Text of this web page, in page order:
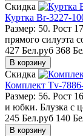
Скидка
Куртка Br-3227-
Размер: 50. Рост
прямого силуэта
427 Бел.руб 368
Скидка
Комплект Tv-
Размер: 56. Рост
и юбки. Блузка с
245 Бел.руб 140